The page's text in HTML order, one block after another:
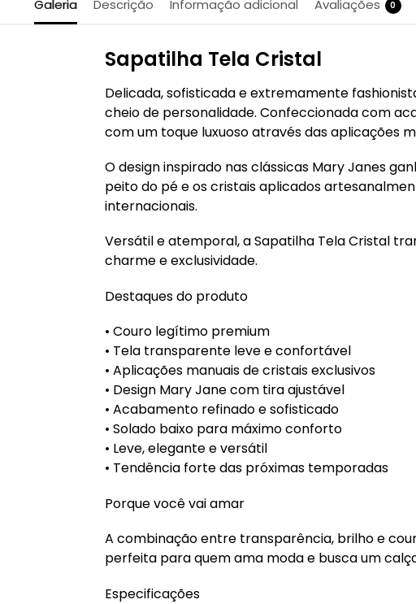
Galeria Descrição Informação adicional Avaliações 0
Sapatilha Tela Cristal
Delicada, sofisticada e extremamente
cheio de personalidade. Confeccionada com
com um toque luxuoso através das aplicações
O design inspirado nas clássicas Mary Janes
peito do pé e os cristais aplicados
internacionais.
Versátil e atemporal, a Sapatilha Tela Cristal
charme e exclusividade.
Destaques do produto
• Couro legítimo premium
• Tela transparente leve e confortável
• Aplicações manuais de cristais exclusivos
• Design Mary Jane com tira ajustável
• Acabamento refinado e sofisticado
• Solado baixo para máximo conforto
• Leve, elegante e versátil
• Tendência forte das próximas temporadas
Porque você vai amar
A combinação entre transparência, brilho e
perfeita para quem ama moda e busca um
Especificações